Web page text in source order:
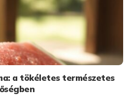
a tökéletes természetes